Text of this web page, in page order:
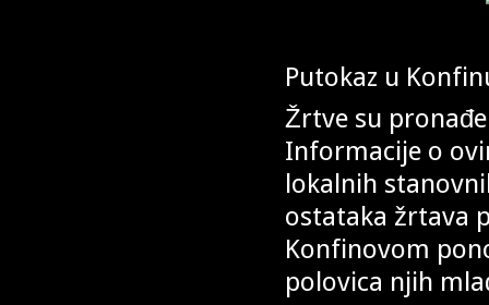
Putokaz u
Žrtve su
Informacije o
lokalnih
ostataka žrtava
Konfinovom
polovica njih